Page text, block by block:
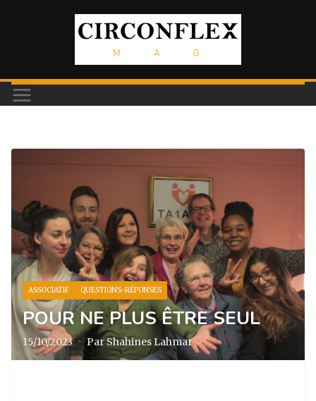
ASSOCIATIF QUESTIONS-RÉPONSES
POUR NE PLUS ÊTRE SEUL
15/10/2023 · Par Shahines Lahmar